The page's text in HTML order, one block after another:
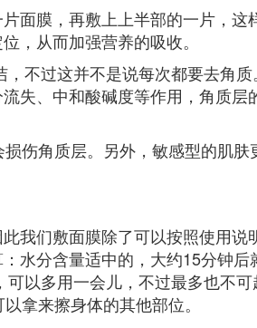
面膜，再敷上上半部的一片，这
，从而加强营养的吸收。
不过这并不是说每次都要去角
失、中和酸碱度等作用，角质层
伤角质层。另外，敏感型的肌肤
我们敷面膜除了可以按照使用说
水分含量适中的，大约15分钟后
以多用一会儿，不过最多也不可
拿来擦身体的其他部位。